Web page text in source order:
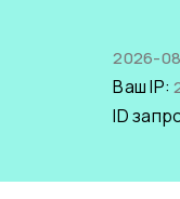
2026-
Ваш IP:
ID